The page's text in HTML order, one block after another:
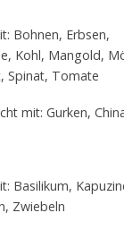
Bohnen, Erbsen,
Kohl, Mangold,
Spinat, Tomate
mit: Gurken,
Basilikum,
Zwiebeln